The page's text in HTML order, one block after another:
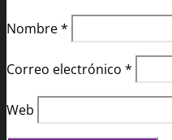
Nombre*
Correo electrónico *
Web